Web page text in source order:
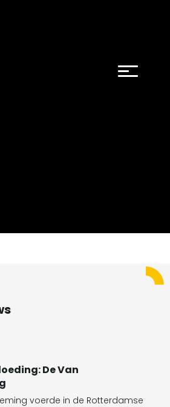
De Van
voerde in de Rotterdamse